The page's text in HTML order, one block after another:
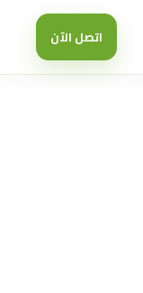
اتصل الآن